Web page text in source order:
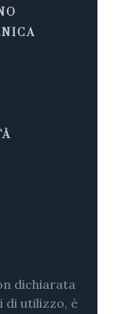
dichiarata
di utilizzo, è